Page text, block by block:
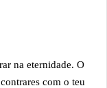
na eternidade. O
com o teu